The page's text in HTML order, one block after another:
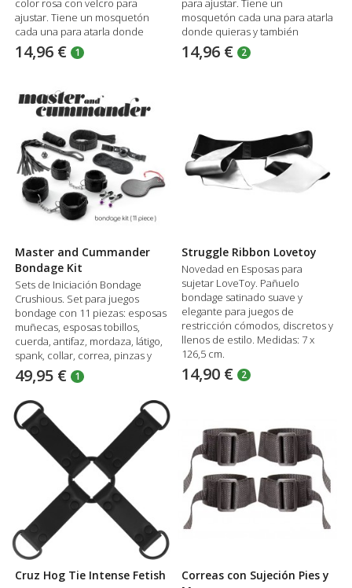
color rosa con velcro para
ajustar. Tiene un mosquetón
cada una para atarla donde
quieras y también incluyen una
cadena de metal de 40 cm. de
14,96 € 1
para ajustar. Tiene un
mosquetón cada una para atarla
donde quieras y también
incluyen una cadena de metal
de 40 cm. de largo.
14,96 € 2
Master and Cummander
Bondage Kit
Sets de Iniciación Bondage
Crushious. Set para juegos
bondage con 11 piezas: esposas
muñecas, esposas tobillos,
cuerda, antifaz, mordaza, látigo,
spank, collar, correa, pinzas y
dado. De cuero vegan, nylon y
metal las esposas, collar y
antifaz son acolchados.
49,95 € 1
Struggle Ribbon Lovetoy
Novedad en Esposas para
sujetar LoveToy. Pañuelo
bondage satinado suave y
elegante para juegos de
restricción cómodos, discretos y
llenos de estilo. Medidas: 7 x
126,5 cm.
14,90 € 2
Cruz Hog Tie Intense Fetish
Correas con Sujeción Pies y